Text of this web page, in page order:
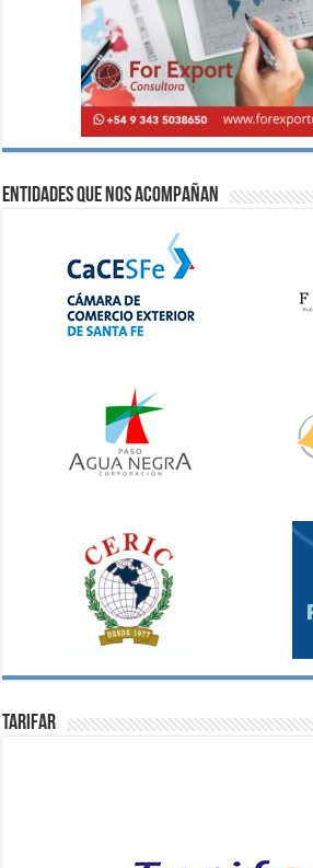
Entidades que nos acompañan
Tarifar